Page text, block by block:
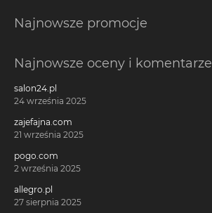
Najnowsze promocje
Najnowsze oceny i komentarze
salon24.pl
24 września 2025
zajefajna.com
21 września 2025
pogo.com
2 września 2025
allegro.pl
27 sierpnia 2025